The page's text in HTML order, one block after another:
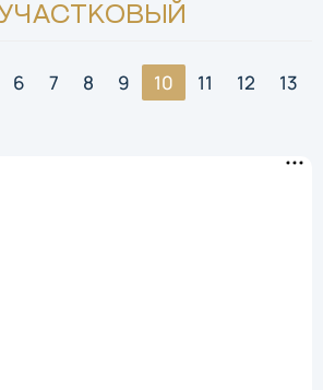
6 7 8 9 10 11 12 13